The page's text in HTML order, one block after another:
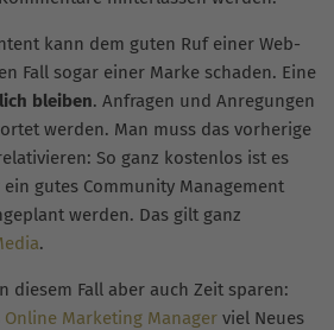
kann dem guten Ruf einer Web-
Fall sogar einer Marke schaden. Eine
bleiben. Anfragen und Anregungen
werden. Man muss das vorherige
So ganz kostenlos ist es
gutes Community Management
werden. Das gilt ganz
.
diesem Fall aber auch Zeit sparen:
Online Marketing Manager viel Neues